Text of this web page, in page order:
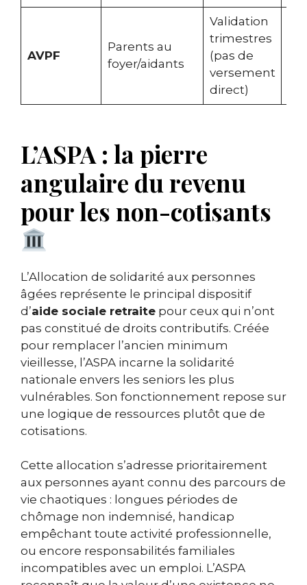
AVPF
Parents au
foyer/aidants
Validation
trimestres
(pas de
versement
direct)
L’ASPA : la pierre
angulaire du revenu
pour les non-cotisants
L’Allocation de solidarité aux personnes
âgées représente le principal dispositif
d’aide sociale retraite pour ceux qui n’ont
pas constitué de droits contributifs. Créée
pour remplacer l’ancien minimum
vieillesse, l’ASPA incarne la solidarité
nationale envers les seniors les plus
vulnérables. Son fonctionnement repose sur
une logique de ressources plutôt que de
cotisations.
Cette allocation s’adresse prioritairement
aux personnes ayant connu des parcours de
vie chaotiques : longues périodes de
chômage non indemnisé, handicap
empêchant toute activité professionnelle,
ou encore responsabilités familiales
incompatibles avec un emploi. L’ASPA